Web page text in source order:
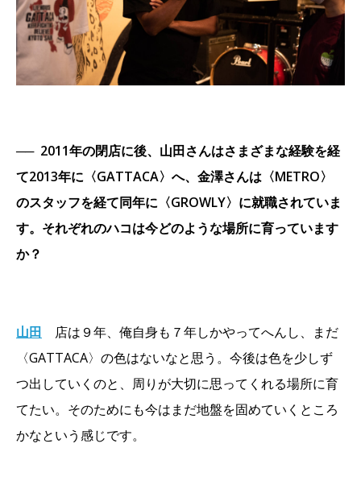
── 2011年の閉店に後、山田さんはさまざまな経験を経
て2013年に〈GATTACA〉へ、金澤さんは〈METRO〉
のスタッフを経て同年に〈GROWLY〉に就職されていま
す。それぞれのハコは今どのような場所に育っています
か？
山田
店は９年、俺自身も７年しかやってへんし、まだ
〈GATTACA〉の色はないなと思う。今後は色を少しず
つ出していくのと、周りが大切に思ってくれる場所に育
てたい。そのためにも今はまだ地盤を固めていくところ
かなという感じです。